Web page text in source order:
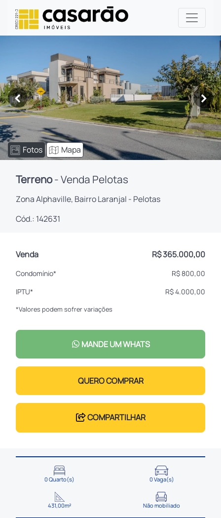
< >
Fotos Mapa
Terreno- Venda Pelotas
Zona Alphaville, Bairro Laranjal - Pelotas
Cód.: 142631
Venda R$ 365.000,00
Condomínio*
R$ 800,00
IPTU*
R$ 4.000,00
*Valores podem sofrer variações
MANDE UM WHATS
QUERO COMPRAR
COMPARTILHAR
0 Quarto(s) 0 Vaga(s)
431,00m² Não mobiliado